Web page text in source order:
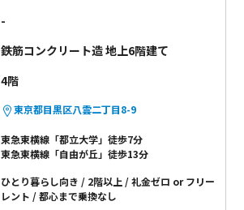
-
鉄筋コンクリート造 地上6階建て
4階
東京都目黒区八雲二丁目8-9
東急東横線「都立大学」徒歩7分
東急東横線「自由が丘」徒歩13分
ひとり暮らし向き 2階以上
礼金ゼロ or フリー
レント
都心まで乗換なし